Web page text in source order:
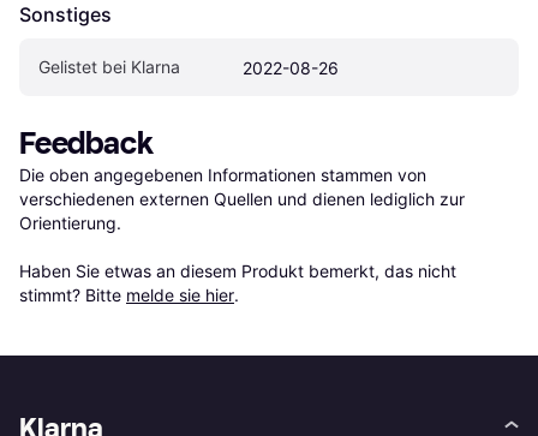
Sonstiges
Gelistet bei Klarna 2022-08-26
Feedback
Die oben angegebenen Informationen stammen von
verschiedenen externen Quellen und dienen lediglich zur
Orientierung.
Haben Sie etwas an diesem Produkt bemerkt, das nicht
stimmt? Bitte melde sie hier.
Klarna